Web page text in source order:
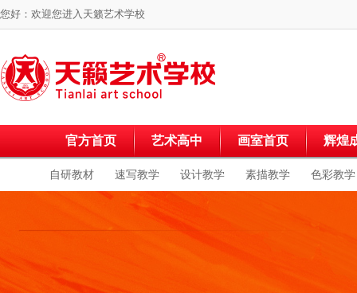
您好：欢迎您进入 天籁艺术学校
官方首页 艺术高中 画室首页 辉煌
自研教材 速写教学 设计教学 素描教学 色彩教学